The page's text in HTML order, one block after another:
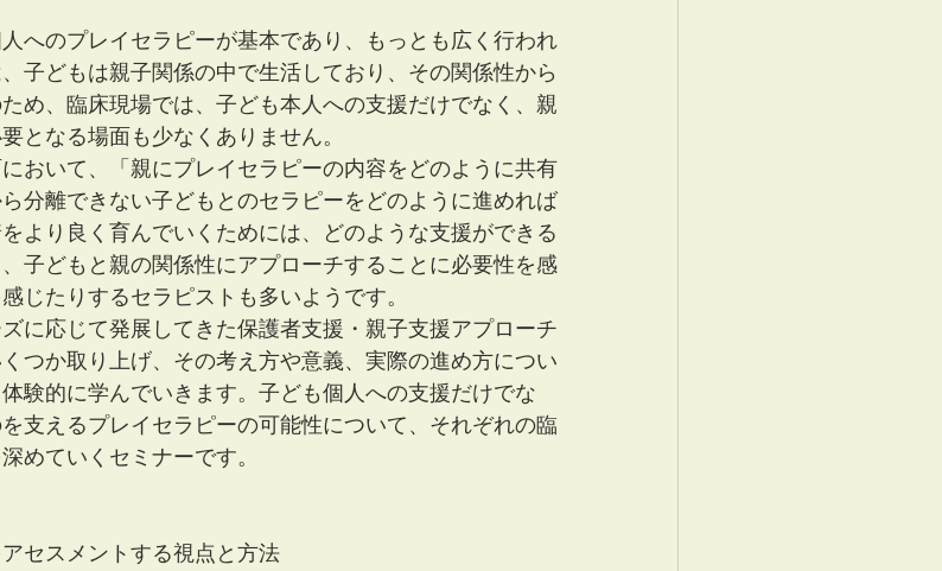
へのプレイセラピーが基本であり、もっとも広く行われ
子どもは親子関係の中で生活しており、その関係性から
め、臨床現場では、子ども本人への支援だけでなく、親
となる場面も少なくありません。
おいて、「親にプレイセラピーの内容をどのように共有
分離できない子どもとのセラピーをどのように進めれば
より良く育んでいくためには、どのような支援ができる
子どもと親の関係性にアプローチすることに必要性を感
じたりするセラピストも多いようです。
に応じて発展してきた保護者支援・親子支援アプローチ
つか取り上げ、その考え方や意義、実際の進め方につい
験的に学んでいきます。子ども個人への支援だけでな
支えるプレイセラピーの可能性について、それぞれの臨
めていくセミナーです。
セスメントする視点と方法